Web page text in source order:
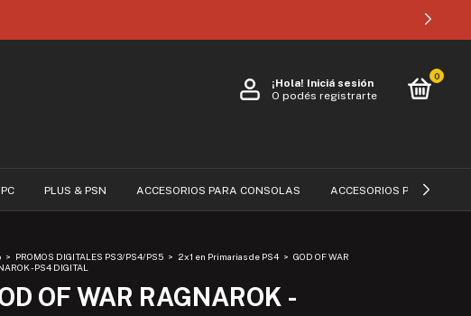
¡Hola! Iniciá sesión
O podés registrarte
0
PC PLUS & PSN ACCESORIOS PARA CONSOLAS ACCESORIOS PARA
> PROMOS DIGITALES PS3/PS4/PS5 > 2x1 en Primarias de PS4 > GOD OF WAR
- PS4 DIGITAL
OF WAR RAGNAROK -